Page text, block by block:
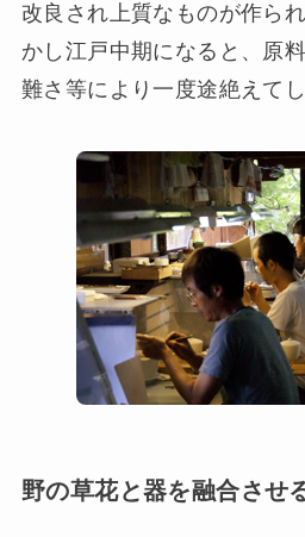
改良され上質なものが作ら
かし江戸中期になると、原
難さ等により一度途絶えてし
野の草花と器を融合させ